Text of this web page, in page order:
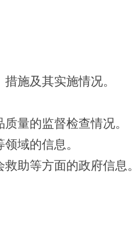
施及其实施情况。
量的监督检查情况。
域的信息。
助等方面的政府信息。